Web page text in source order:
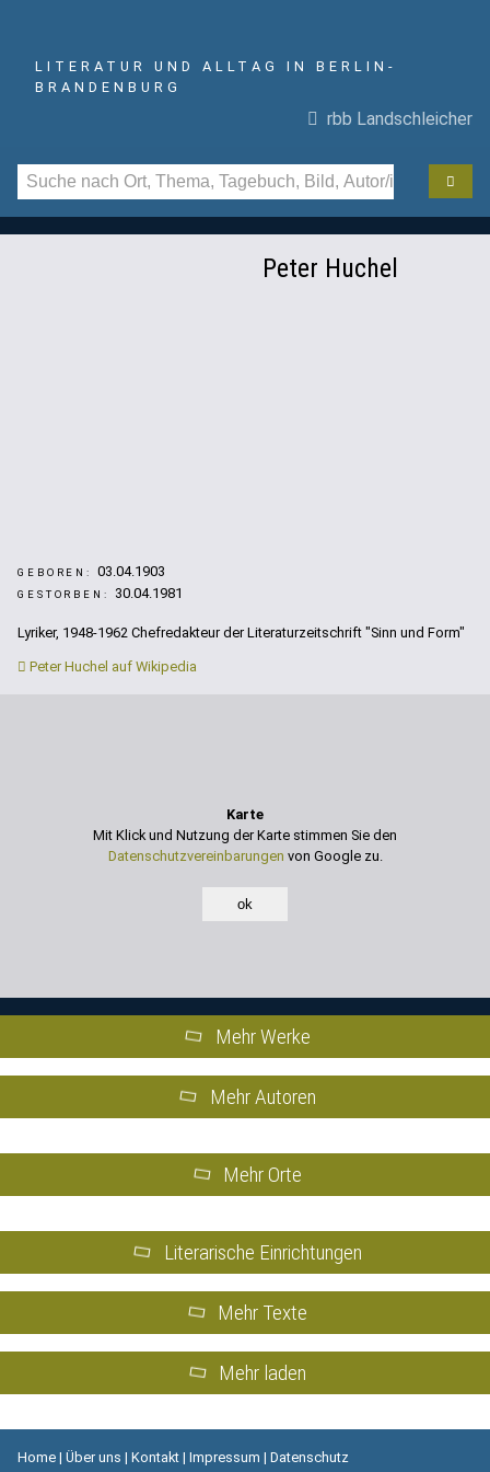
LITERATUR UND ALLTAG IN BERLIN-
BRANDENBURG
rbb Landschleicher
Peter Huchel
GEBOREN: 03.04.1903
GESTORBEN: 30.04.1981
Lyriker, 1948-1962 Chefredakteur der Literaturzeitschrift "Sinn und Form"
Peter Huchel auf Wikipedia
Karte
Mit Klick und Nutzung der Karte stimmen Sie den
Datenschutzvereinbarungen von Google zu.
ok
Mehr Werke
Mehr Autoren
Mehr Orte
Literarische Einrichtungen
Mehr Texte
Mehr laden
Home | Über uns | Kontakt | Impressum | Datenschutz